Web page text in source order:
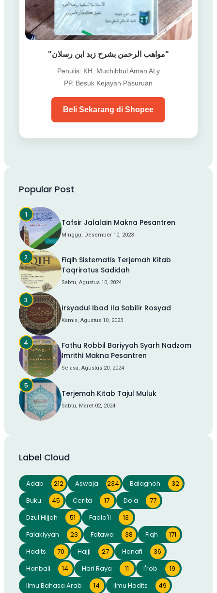
"مواهب الرحمن بشرح زبد ابن رسلان"
Penulis: KH. Muchibbul Aman ALy
PP. Besuk Kejayan Pasuruan
Beli Sekarang di Shopee
Popular Post
Tafsir Jalalain Makna Pesantren
Minggu, Desember 10, 2023
Fiqih Sistematis Terjemah Kitab
Taqrirotus Sadidah
Sabtu, Agustus 10, 2024
Irsyadul Ibad Ila Sabilir Rosyad
Kamis, Agustus 10, 2023
Fathu Robbil Bariyyah Syarh Nadzom
Imrithi Makna Pesantren
Selasa, Agustus 20, 2024
Terjemah Kitab Tajul Muluk
Sabtu, Maret 02, 2024
Label Cloud
Adab 212 Aswaja 234 Balaghoh
32
Buku
45 Cerita 17 Do'a
77
Dzul Hijjah
51 Fadlo'il
13
Falakiyyah
23 Fatawa 38 Fiqh
171
Hadits
70 Hajji 27 Hanafi
36
Hanbali
14 Hari Raya 11 I'rob
19
Ilmu Bahasa Arab
14 Ilmu Hadits
49